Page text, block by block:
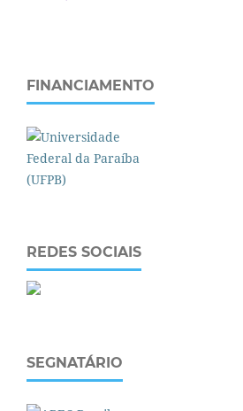
FINANCIAMENTO
REDES SOCIAIS
SEGNATÁRIO